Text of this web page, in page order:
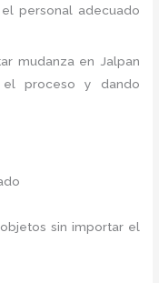
personal adecuado
mudanza en Jalpan
el proceso y dando
sin importar el